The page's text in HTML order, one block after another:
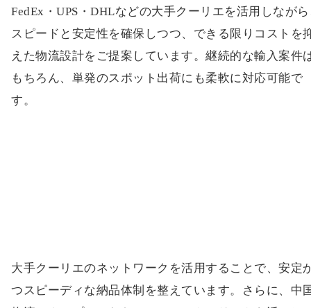
FedEx・UPS・DHLなどの大手クーリエを活用しなが
スピードと安定性を確保しつつ、できる限りコストを
えた物流設計をご提案しています。継続的な輸入案件
もちろん、単発のスポット出荷にも柔軟に対応可能で
す。
大手クーリエのネットワークを活用することで、安定
つスピーディな納品体制を整えています。さらに、中